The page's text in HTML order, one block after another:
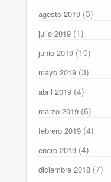
agosto 2019 (3)
julio 2019 (1)
junio 2019 (10)
mayo 2019 (3)
abril 2019 (4)
marzo 2019 (6)
febrero 2019 (4)
enero 2019 (4)
diciembre 2018 (7)